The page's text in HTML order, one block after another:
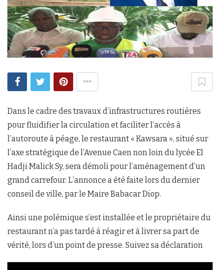
Dans le cadre des travaux d’infrastructures routières
pour fluidifier la circulation et faciliter l’accès à
l’autoroute à péage, le restaurant « Kawsara », situé sur
l’axe stratégique de l’Avenue Caen non loin du lycée El
Hadji Malick Sy, sera démoli pour l’aménagement d’un
grand carrefour. L’annonce a été faite lors du dernier
conseil de ville, par le Maire Babacar Diop.
Ainsi une polémique s’est installée et le propriétaire du
restaurant n’a pas tardé à réagir et à livrer sa part de
vérité, lors d’un point de presse. Suivez sa déclaration